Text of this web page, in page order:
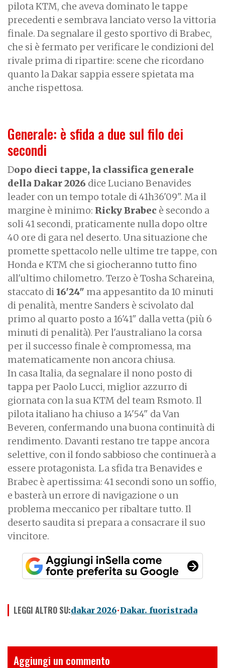
pilota KTM, che aveva dominato le tappe
precedenti e sembrava lanciato verso la vittoria
finale. Da segnalare il gesto sportivo di Brabec,
che si è fermato per verificare le condizioni del
rivale prima di ripartire: scene che ricordano
quanto la Dakar sappia essere spietata ma
anche rispettosa.
Generale: è sfida a due sul filo dei
secondi
Dopo dieci tappe, la classifica generale
della Dakar 2026 dice Luciano Benavides
leader con un tempo totale di 41h36'09". Ma il
margine è minimo: Ricky Brabec è secondo a
soli 41 secondi, praticamente nulla dopo oltre
40 ore di gara nel deserto. Una situazione che
promette spettacolo nelle ultime tre tappe, con
Honda e KTM che si giocheranno tutto fino
all'ultimo chilometro. Terzo è Tosha Schareina,
staccato di16'24" ma appesantito da 10 minuti
di penalità, mentre Sanders è scivolato dal
primo al quarto posto a 16'41" dalla vetta (più 6
minuti di penalità). Per l'australiano la corsa
per il successo finale è compromessa, ma
matematicamente non ancora chiusa.
In casa Italia, da segnalare il nono posto di
tappa per Paolo Lucci, miglior azzurro di
giornata con la sua KTM del team Rsmoto. Il
pilota italiano ha chiuso a 14'54" da Van
Beveren, confermando una buona continuità di
rendimento. Davanti restano tre tappe ancora
selettive, con il fondo sabbioso che continuerà a
essere protagonista. La sfida tra Benavides e
Brabec è apertissima: 41 secondi sono un soffio,
e basterà un errore di navigazione o un
problema meccanico per ribaltare tutto. Il
deserto saudita si prepara a consacrare il suo
vincitore.
LEGGI ALTRO SU:dakar 2026 Dakar. fuoristrada
Aggiungi un commento